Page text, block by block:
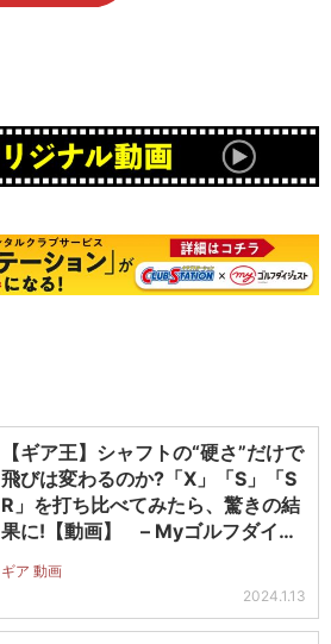
【ギア王】シャフトの“硬さ”だけで
飛びは変わるのか?「X」「S」「S
R」を打ち比べてみたら、驚きの結
果に!【動画】 – Myゴルフダイジ
ギア 動画
2024.1.13